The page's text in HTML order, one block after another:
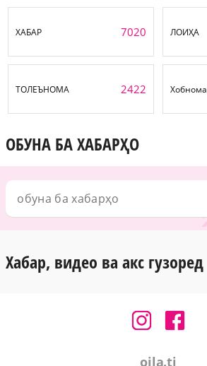
ХАБАР 7020 ЛОИҲА
ТОЛЕЪНОМА 2422 Хобнома
ОБУНА БА ХАБАРҲО
Хабар, видео ва акс гузоред
oila.tj